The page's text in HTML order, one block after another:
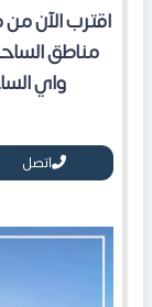
اقترب الآن
مناطق
واي
اتصل